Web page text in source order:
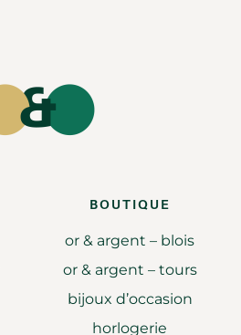
BOUTIQUE
or & argent – blois
or & argent – tours
bijoux d’occasion
horlogerie